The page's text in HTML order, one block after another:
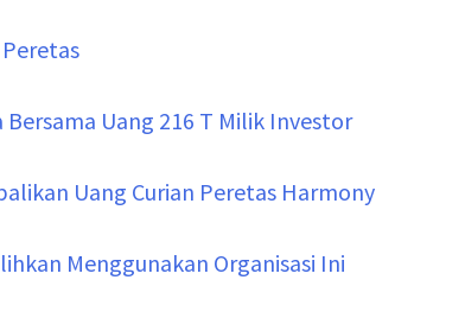
Uang 216 T Milik Investor
Uang Curian Peretas Harmony
Menggunakan Organisasi Ini